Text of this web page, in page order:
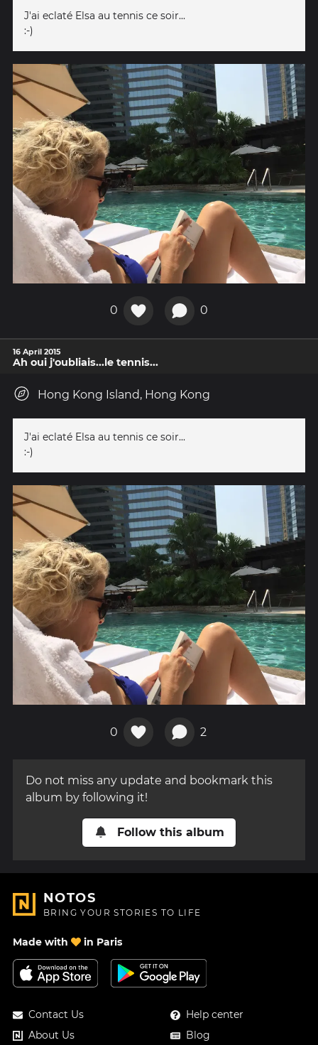
J'ai eclaté Elsa au tennis ce soir...
:-)
0 0
16 April 2015
Ah oui j'oubliais...le tennis...
Hong Kong Island, Hong Kong
J'ai eclaté Elsa au tennis ce soir...
:-)
0 2
Do not miss any update and bookmark this
album by following it!
Follow this album
NOTOS
BRING YOUR STORIES TO LIFE
Made with in Paris
Contact Us
About Us
Help center
Blog